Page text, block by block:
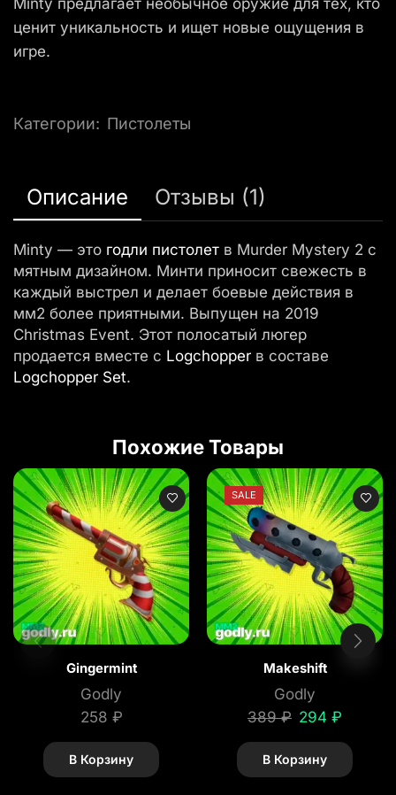
Minty предлагает необычное оружие для тех, кто
ценит уникальность и ищет новые ощущения в
игре.
Категории: Пистолеты
Описание Отзывы (1)
Minty — это годли пистолет в Murder Mystery 2 с
мятным дизайном. Минти приносит свежесть в
каждый выстрел и делает боевые действия в
мм2 более приятными. Выпущен на 2019
Christmas Event. Этот полосатый люгер
продается вместе с Logchopper в составе
Logchopper Set.
Похожие Товары
Gingermint
Godly
258 ₽
В Корзину
SALE
Makeshift
Godly
389₽ 294 ₽
В Корзину